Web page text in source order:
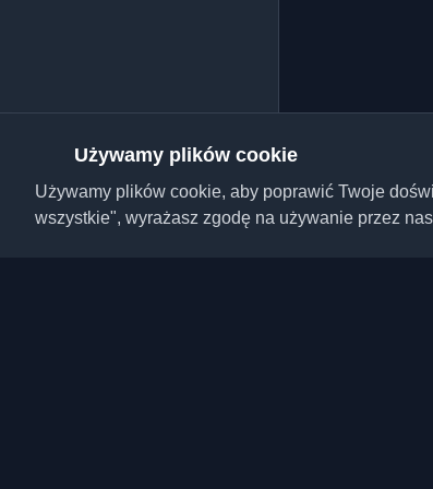
Używamy plików cookie
Używamy plików cookie, aby poprawić Twoje
wszystkie", wyrażasz zgodę na używanie przez